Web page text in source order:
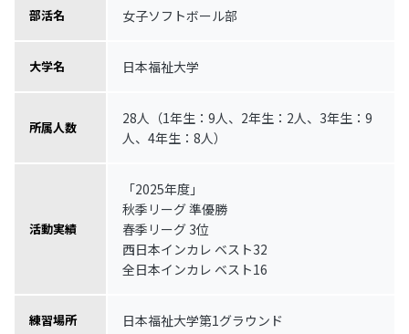
部活名 女子ソフトボール部
大学名 日本福祉大学
所属人数
28人（1年生：9人、2年生：2人、3年生：9
人、4年生：8人）
活動実績
「2025年度」
秋季リーグ 準優勝
春季リーグ 3位
西日本インカレ ベスト32
全日本インカレ ベスト16
練習場所 日本福祉大学第1グラウンド